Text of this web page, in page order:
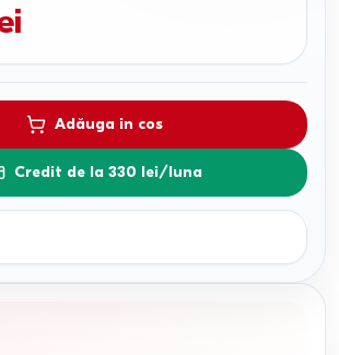
Adăuga in cos
Credit de la 330 lei/luna